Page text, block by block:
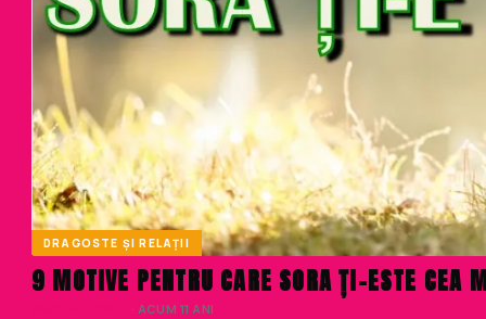
DRAGOSTE ȘI RELAȚII
9 MOTIVE PENTRU CARE SORA ȚI-ESTE CEA
· ACUM 11 ANI